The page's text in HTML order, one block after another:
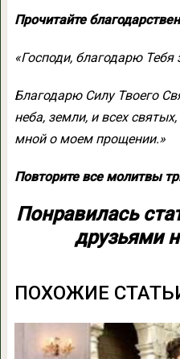
Прочитайте
«Господи, благодарю
Благодарю Силу Твоего
неба, земли, и всех
мной о моем прощении.»
Повторите все молитвы
Понравилась
друзьями
ПОХОЖИЕ